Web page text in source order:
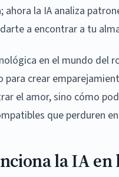
ahora la IA analiza
a encontrar a tu
en el mundo del
crear
el amor, sino cómo
que perduren
la IA